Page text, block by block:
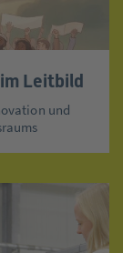
Leitbild
und